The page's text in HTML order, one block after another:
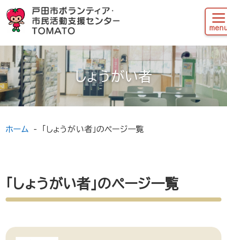
しょうがい者
ホーム 「しょうがい者」のページ一覧
「しょうがい者」のページ一覧